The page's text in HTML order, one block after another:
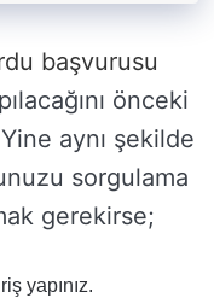
başvurusu
önceki
aynı şekilde
sorgulama
gerekirse;
yapınız.